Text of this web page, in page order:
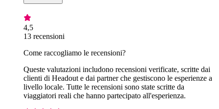
4,5
13 recensioni
Come raccogliamo le recensioni?
Queste valutazioni includono recensioni verificate, scritte dai
clienti di Headout e dai partner che gestiscono le esperienze a
livello locale. Tutte le recensioni sono state scritte da
viaggiatori reali che hanno partecipato all'esperienza.